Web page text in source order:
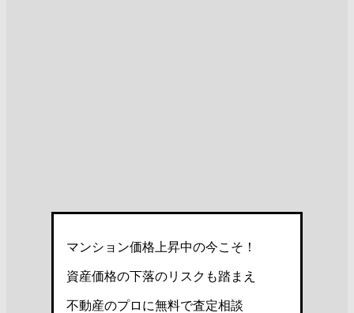
マンション価格上昇中の今こそ！
資産価格の下落のリスクも踏まえ
不動産のプロに無料で査定相談